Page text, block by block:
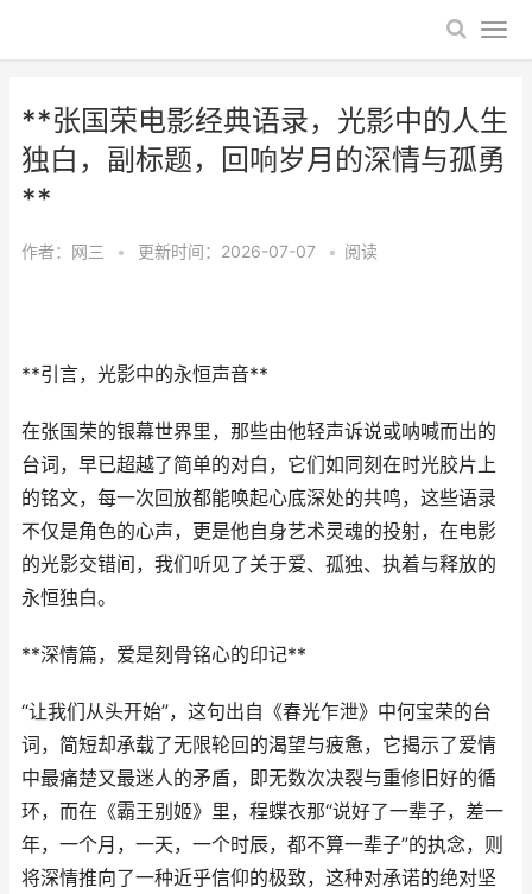
**张国荣电影经典语录，光影中的人生
独白，副标题，回响岁月的深情与孤勇
**
作者： 网三 • 更新时间：2026-07-07 • 阅读
**引言，光影中的永恒声音**
在张国荣的银幕世界里，那些由他轻声诉说或呐喊而出的
台词，早已超越了简单的对白，它们如同刻在时光胶片上
的铭文，每一次回放都能唤起心底深处的共鸣，这些语录
不仅是角色的心声，更是他自身艺术灵魂的投射，在电影
的光影交错间，我们听见了关于爱、孤独、执着与释放的
永恒独白。
**深情篇，爱是刻骨铭心的印记**
“让我们从头开始”，这句出自《春光乍泄》中何宝荣的台
词，简短却承载了无限轮回的渴望与疲惫，它揭示了爱情
中最痛楚又最迷人的矛盾，即无数次决裂与重修旧好的循
环，而在《霸王别姬》里，程蝶衣那“说好了一辈子，差一
年，一个月，一天，一个时辰，都不算一辈子”的执念，则
将深情推向了一种近乎信仰的极致，这种对承诺的绝对坚